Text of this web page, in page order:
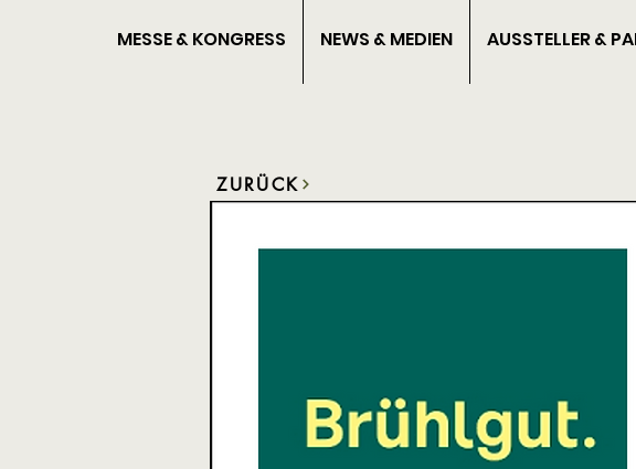
MESSE & KONGRESS NEWS & MEDIEN AUSSTELLER &
ZURÜCK